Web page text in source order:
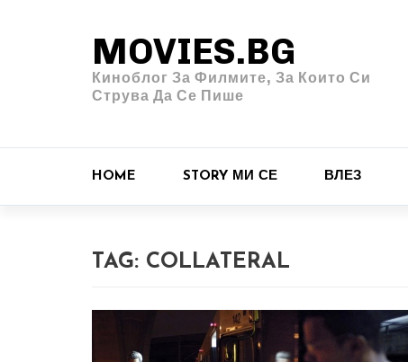
MOVIES.BG
Киноблог За Филмите, За Които Си
Струва Да Се Пише
HOME STORY МИ СЕ ВЛЕЗ
TAG: COLLATERAL